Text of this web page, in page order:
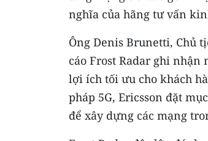
nghĩa của hãng tư vấn
Ông Denis Brunetti, Chủ
cáo Frost Radar ghi nhận
lợi ích tối ưu cho khách
pháp 5G, Ericsson đặt
để xây dựng các mạng